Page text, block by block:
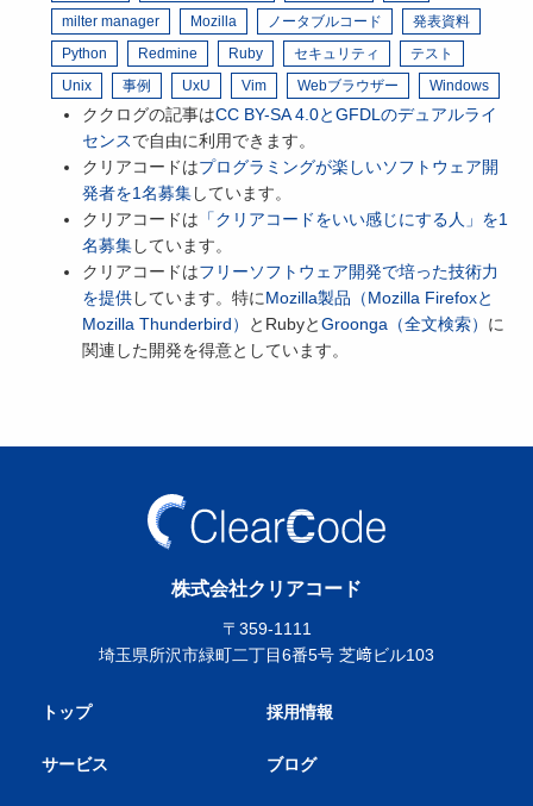
milter manager
Mozilla ノータブルコード
発表資料
Python
Redmine Ruby セキュリティ
テスト
Unix
事例 UxU Vim Webブラウザー Windows
ククログの記事はCC BY-SA 4.0とGFDLのデュアルライ
センスで自由に利用できます。
クリアコードはプログラミングが楽しいソフトウェア開
発者を1名募集しています。
クリアコードは 「クリアコードをいい感じにする人」を1
名募集しています。
クリアコードはフリーソフトウェア開発で培った技術力
を提供しています。特にMozilla製品（Mozilla Firefoxと
Mozilla Thunderbird）
とRubyとGroonga（全文検索） に
関連した開発を得意としています。
株式会社クリアコード
〒359-1111
埼玉県所沢市緑町二丁目6番5号 芝﨑ビル103
トップ
サービス
採用情報
ブログ